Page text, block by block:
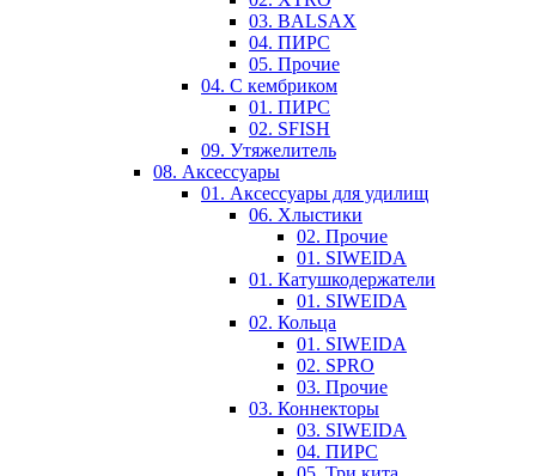
03. BALSAX
04. ПИРС
05. Прочие
04. С кембриком
01. ПИРС
02. SFISH
09. Утяжелитель
08. Аксессуары
01. Аксессуары для удилищ
06. Хлыстики
02. Прочие
01. SIWEIDA
01. Катушкодержатели
01. SIWEIDA
02. Кольца
01. SIWEIDA
02. SPRO
03. Прочие
03. Коннекторы
03. SIWEIDA
04. ПИРС